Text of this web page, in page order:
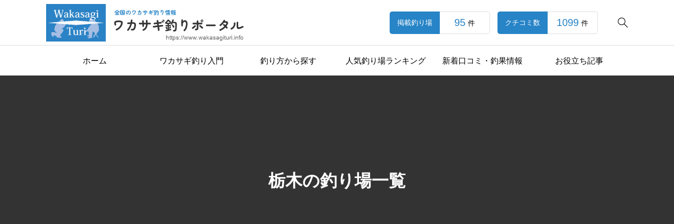

掲載釣り場 95 件 クチコミ数 1099 件
ホーム ワカサギ釣り入門 釣り方から探す 人気釣り場ランキング 新着口コミ・釣果情報 お役立ち記事
栃木の釣り場一覧